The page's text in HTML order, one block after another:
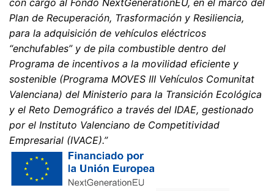
con cargo al Fondo NextGenerationEU, en el marco del
Plan de Recuperación, Trasformación y Resiliencia,
para la adquisición de vehículos eléctricos
“enchufables” y de pila combustible dentro del
Programa de incentivos a la movilidad eficiente y
sostenible (Programa MOVES III Vehículos Comunitat
Valenciana) del Ministerio para la Transición Ecológica
y el Reto Demográfico a través del IDAE, gestionado
por el Instituto Valenciano de Competitividad
Empresarial (IVACE).”